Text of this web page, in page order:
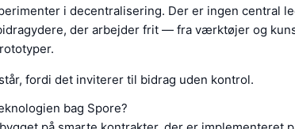
i decentralisering. Der er ingen central
der arbejder frit — fra værktøjer og
fordi det inviterer til bidrag uden kontrol.
bag Spore?